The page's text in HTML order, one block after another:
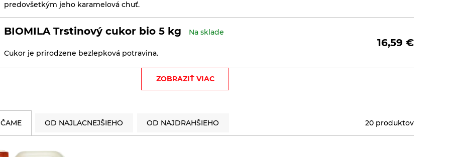
predovšetkým jeho karamelová chuť.
BIOMILA Trstinový cukor bio 5 kg Na sklade
Cukor je prirodzene bezlepková potravina.
16,59 €
BIOMILA Trstinový cukor Demerara bio 3kg
ZOBRAZIŤ VIAC
OD NAJLACNEJŠIEHO OD NAJDRAHŠIEHO 20 produktov